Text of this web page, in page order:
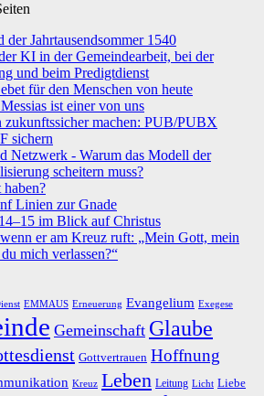
Jahrtausendsommer 1540
KI in der Gemeindearbeit, bei der
und beim Predigtdienst
für den Menschen von heute
ist einer von uns
zukunftssicher machen: PUB/PUBX
sichern
Netzwerk - Warum das Modell der
scheitern muss?
haben?
Linien zur Gnade
im Blick auf Christus
er am Kreuz ruft: „Mein Gott, mein
mich verlassen?“
EMMAUS Erneuerung Evangelium Exegese
Gemeinschaft Glaube
Gottvertrauen Hoffnung
Kreuz Leben Leitung Licht Liebe